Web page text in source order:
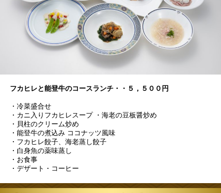
フカヒレと能登牛のコースランチ・・５，５００円
・冷菜盛合せ
・カニ入りフカヒレスープ ・海老の豆板醤炒め
・貝柱のクリーム炒め
・能登牛の煮込み ココナッツ風味
・フカヒレ餃子、海老蒸し餃子
・白身魚の薬味蒸し
・お食事
・デザート・コーヒー